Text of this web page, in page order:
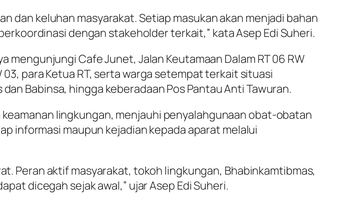
dan keluhan masyarakat. Setiap masukan akan menjadi bahan
dengan stakeholder terkait,” kata Asep Edi Suheri.
mengunjungi Cafe Junet, Jalan Keutamaan Dalam RT 06 RW
para Ketua RT, serta warga setempat terkait situasi
Babinsa, hingga keberadaan Pos Pantau Anti Tawuran.
lingkungan, menjauhi penyalahgunaan obat-obatan
informasi maupun kejadian kepada aparat melalui
Peran aktif masyarakat, tokoh lingkungan, Bhabinkamtibmas,
dicegah sejak awal,” ujar Asep Edi Suheri.